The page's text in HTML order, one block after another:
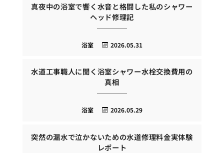
真夜中の浴室で響く水音と格闘した私のシャワー
ヘッド修理記
2026.05.31
浴室
水道工事職人に聞く浴室シャワー水栓交換費用の
真相
2026.05.29
浴室
突然の漏水で泣かないための水道修理料金実体験
レポート